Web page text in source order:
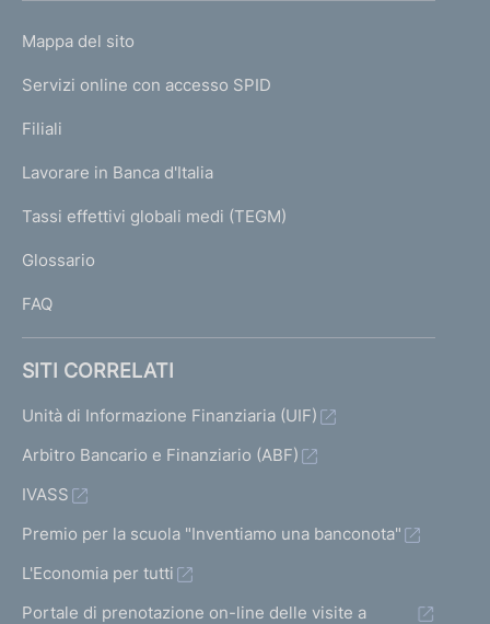
m
e
a
g
L
N
K
T
I
I
Mappa del sito
Servizi online con accesso SPID
Filiali
Lavorare in Banca d'Italia
Tassi effettivi globali medi (TEGM)
Glossario
FAQ
SITI CORRELATI
Unità di Informazione Finanziaria (UIF)
Arbitro Bancario e Finanziario (ABF)
IVASS
Premio per la scuola "Inventiamo una banconota"
L'Economia per tutti
Portale di prenotazione on-line delle visite a